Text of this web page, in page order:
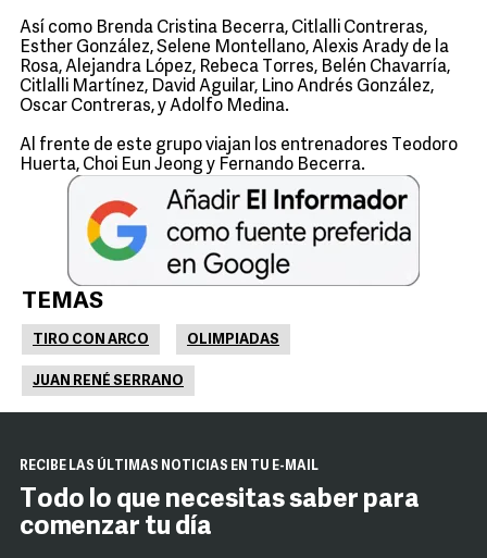
Así como Brenda Cristina Becerra, Citlalli Contreras,
Esther González, Selene Montellano, Alexis Arady de la
Rosa, Alejandra López, Rebeca Torres, Belén Chavarría,
Citlalli Martínez, David Aguilar, Lino Andrés González,
Oscar Contreras, y Adolfo Medina.
Al frente de este grupo viajan los entrenadores Teodoro
Huerta, Choi Eun Jeong y Fernando Becerra.
TEMAS
TIRO CON ARCO OLIMPIADAS
JUAN RENÉ SERRANO
RECIBE LAS ÚLTIMAS NOTICIAS EN TU E-MAIL
Todo lo que necesitas saber para
comenzar tu día